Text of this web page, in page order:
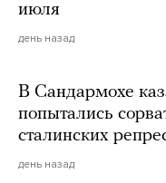
июля
день назад
В Сандармохе
попытались
сталинских
день назад